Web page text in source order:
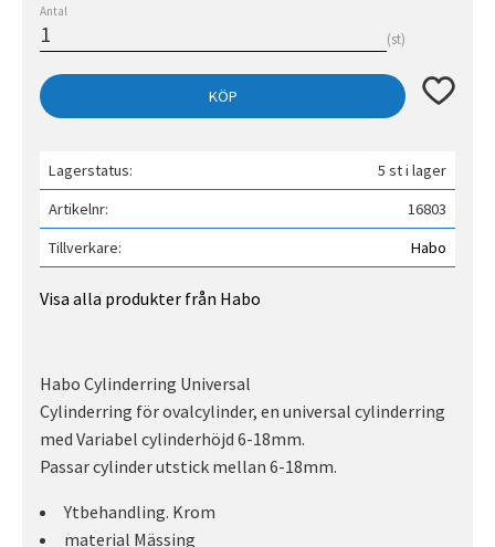
Antal
st
KÖP Lägg till
Lagerstatus
5 st i lager
Artikelnr
16803
Tillverkare
Habo
Visa alla produkter från Habo
Habo Cylinderring Universal
Cylinderring för ovalcylinder, en universal cylinderring
med Variabel cylinderhöjd 6-18mm.
Passar cylinder utstick mellan 6-18mm.
Ytbehandling. Krom
material Mässing